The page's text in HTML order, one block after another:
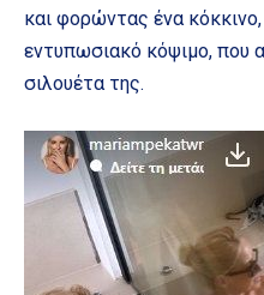
και φορώντας ένα
εντυπωσιακό κόψιμο, που
σιλουέτα της.